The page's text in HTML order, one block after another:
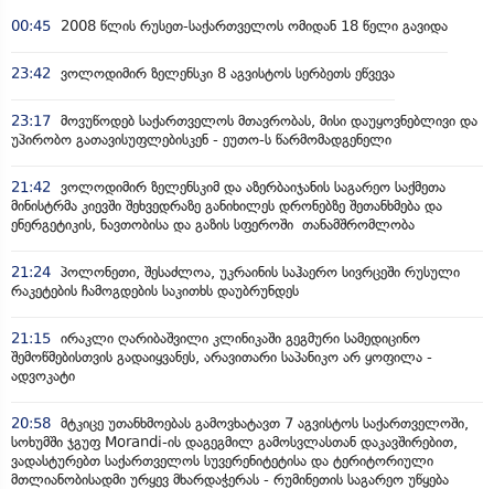
00:45 2008 წლის რუსეთ-საქართველოს ომიდან 18 წელი გავიდა
23:42 ვოლოდიმირ ზელენსკი 8 აგვისტოს სერბეთს ეწვევა
23:17 მოვუწოდებ საქართველოს მთავრობას, მისი დაუყოვნებლივი და
უპირობო გათავისუფლებისკენ - ეუთო-ს წარმომადგენელი
21:42
ვოლოდიმირ ზელენსკიმ და აზერბაიჯანის საგარეო საქმეთა
მინისტრმა კიევში შეხვედრაზე განიხილეს დრონებზე შეთანხმება და
ენერგეტიკის, ნავთობისა და გაზის სფეროში თანამშრომლობა
21:24 პოლონეთი, შესაძლოა, უკრაინის საჰაერო სივრცეში რუსული
რაკეტების ჩამოგდების საკითხს დაუბრუნდეს
21:15 ირაკლი ღარიბაშვილი კლინიკაში გეგმური სამედიცინო
შემოწმებისთვის გადაიყვანეს, არავითარი საპანიკო არ ყოფილა -
ადვოკატი
20:58 მტკიცე უთანხმოებას გამოვხატავთ 7 აგვისტოს საქართველოში,
სოხუმში ჯგუფ Morandi-ის დაგეგმილ გამოსვლასთან დაკავშირებით,
ვადასტურებთ საქართველოს სუვერენიტეტისა და ტერიტორიული
მთლიანობისადმი ურყევ მხარდაჭერას - რუმინეთის საგარეო უწყება